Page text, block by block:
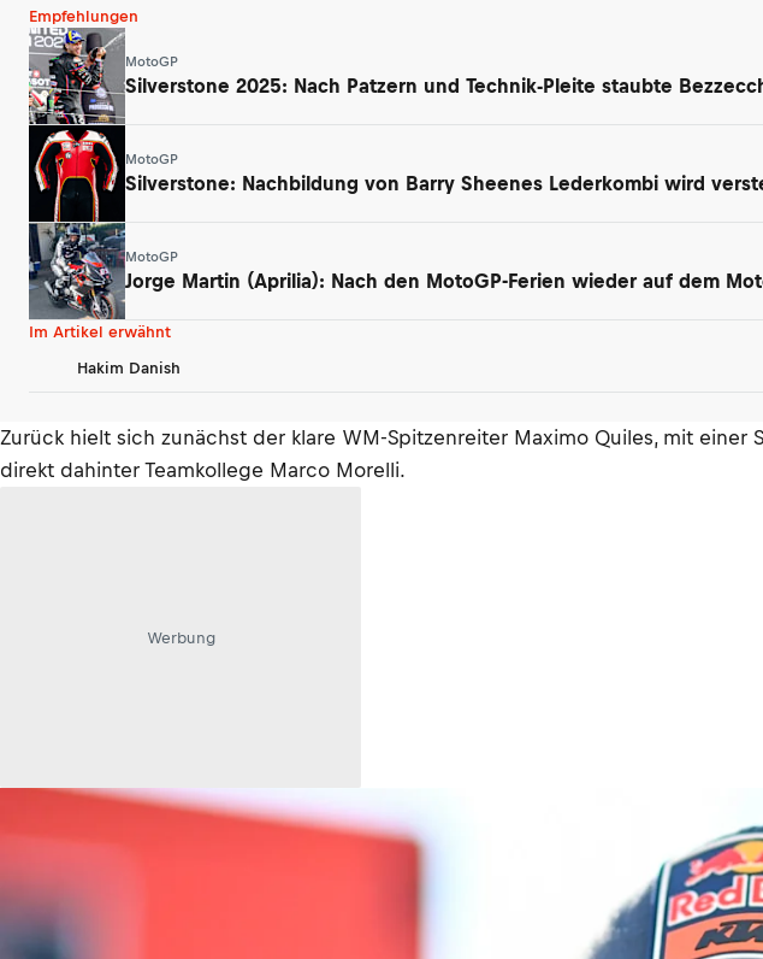
Empfehlungen
MotoGP
Silverstone 2025: Nach Patzern und Technik-Pleite staubte
MotoGP
Silverstone: Nachbildung von Barry Sheenes Lederkombi wird
MotoGP
Jorge Martin (Aprilia): Nach den MotoGP-Ferien wieder auf dem
Im Artikel erwähnt
Hakim Danish
Zurück hielt sich zunächst der klare WM-Spitzenreiter Maximo Quiles, mit
direkt dahinter Teamkollege Marco Morelli.
Werbung